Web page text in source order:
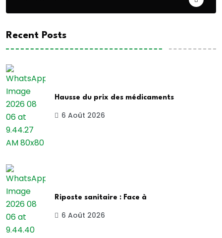
Recent Posts
Hausse du prix des médicaments
6 Août 2026
Riposte sanitaire : Face à
6 Août 2026